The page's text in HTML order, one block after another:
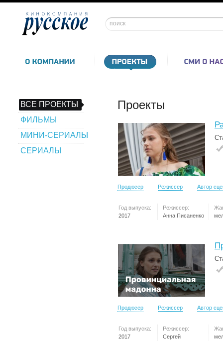
ВСЕ ПРОЕКТЫ
ФИЛЬМЫ
МИНИ-СЕРИАЛЫ
СЕРИАЛЫ
Проекты
Продюсер Режиссер Автор
Год выпуска:
2017
Режиссер:
Анна Писаненко
Продюсер Режиссер Автор
Год выпуска:
2017
Режиссер:
Сергей